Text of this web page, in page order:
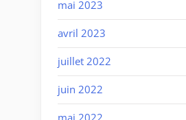
mai 2023
avril 2023
juillet 2022
juin 2022